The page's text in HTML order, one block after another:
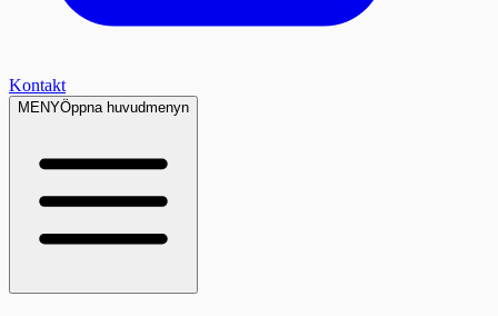
Kontakt
MENYÖppna huvudmenyn